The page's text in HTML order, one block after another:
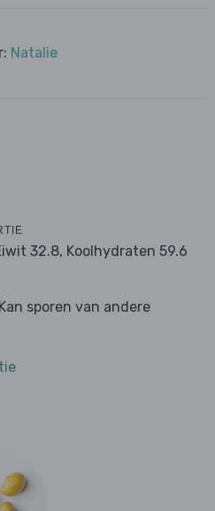
Natalie
32.8, Koolhydraten 59.6
sporen van andere